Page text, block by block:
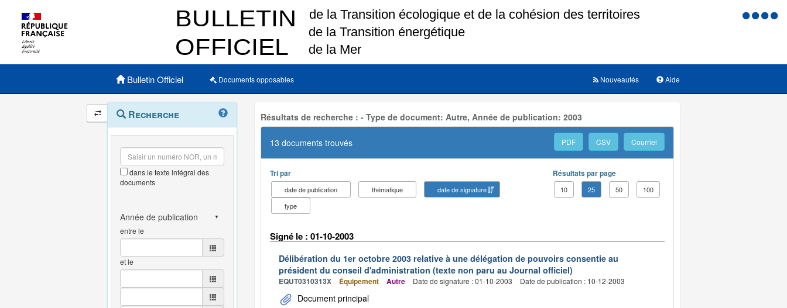
Menu
Menu principal
Bulletin Officiel Documents opposables Aide
Nouveautés
Navigation
et
outils
annexes
Menu
contextuel
Recherche
dans le texte intégral des
documents
entre le
et le
Résultats de recherche : - Type de document: Autre, Année de publication: 2003
13 documents trouvés PDF CSV Courriel
Tri par
date de publication thématique
date de signature
type
Résultats par page
10 25 50 100
Signé le : 01-10-2003
Délibération du 1er octobre 2003 relative à une délégation de pouvoirs consentie au
président du conseil d'administration (texte non paru au Journal officiel)
EQUT0310313X Équipement Autre Date de signature : 01-10-2003 Date de publication : 10-12-2003
Document principal